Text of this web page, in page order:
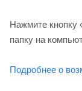
Нажмите кнопку
папку на
Подробнее о